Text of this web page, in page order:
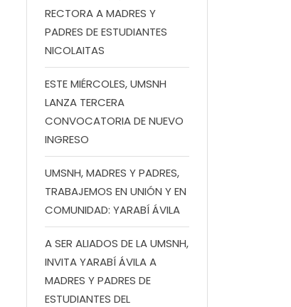
RECTORA A MADRES Y
PADRES DE ESTUDIANTES
NICOLAITAS
ESTE MIÉRCOLES, UMSNH
LANZA TERCERA
CONVOCATORIA DE NUEVO
INGRESO
UMSNH, MADRES Y PADRES,
TRABAJEMOS EN UNIÓN Y EN
COMUNIDAD: YARABÍ ÁVILA
A SER ALIADOS DE LA UMSNH,
INVITA YARABÍ ÁVILA A
MADRES Y PADRES DE
ESTUDIANTES DEL